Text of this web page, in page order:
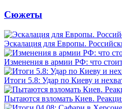
Сюжеты
Эскалация для Европы.
Изменения в армии РФ: что
Итоги 5.8: Удар по Киеву и
Пытаются взломать Киев.